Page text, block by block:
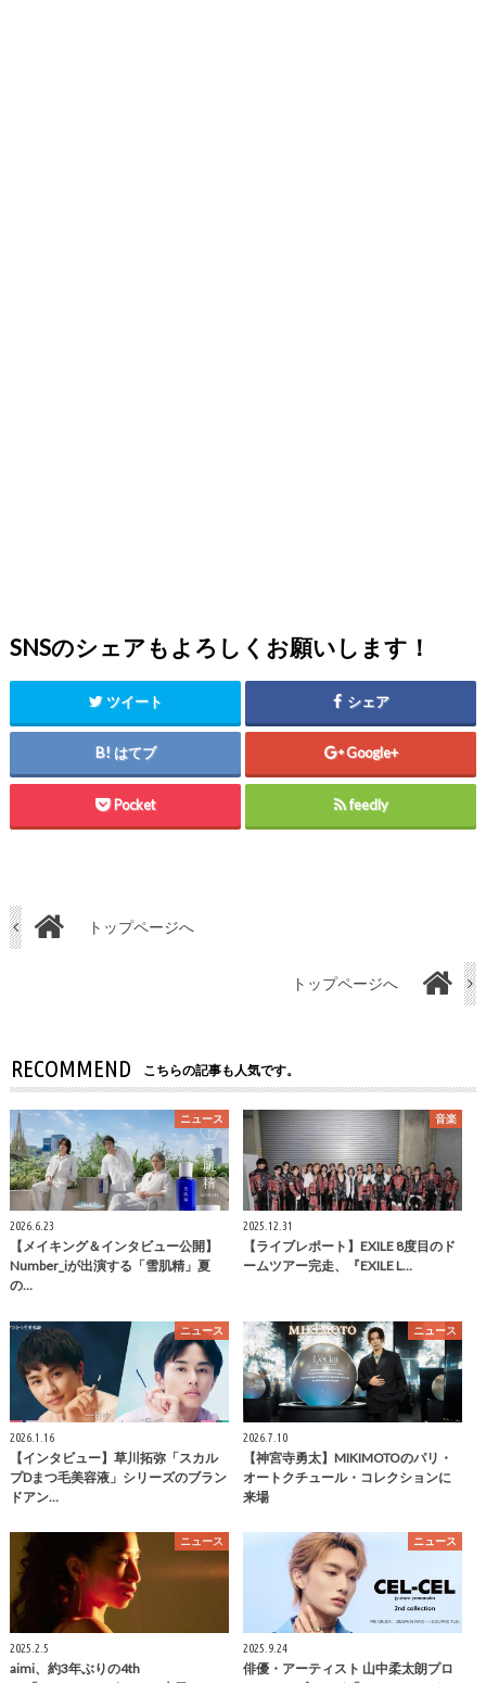
SNSのシェアもよろしくお願いします！
ツイート シェア
はてブ Google+
Pocket feedly
トップページへ
トップページへ
RECOMMEND こちらの記事も人気です。
ニュース
2026.6.23
【メイキング＆インタビュー公開】
Number_iが出演する「雪肌精」夏
の…
音楽
2025.12.31
【ライブレポート】EXILE 8度目のド
ームツアー完走、『EXILE L…
ニュース
2026.1.16
【インタビュー】草川拓弥「スカル
プDまつ毛美容液」シリーズのブラン
ドアン…
ニュース
2026.7.10
【神宮寺勇太】MIKIMOTOのパリ・
オートクチュール・コレクションに
来場
ニュース
2025.2.5
aimi、約3年ぶりの4th
ニュース
2025.9.24
俳優・アーティスト 山中柔太朗プロ